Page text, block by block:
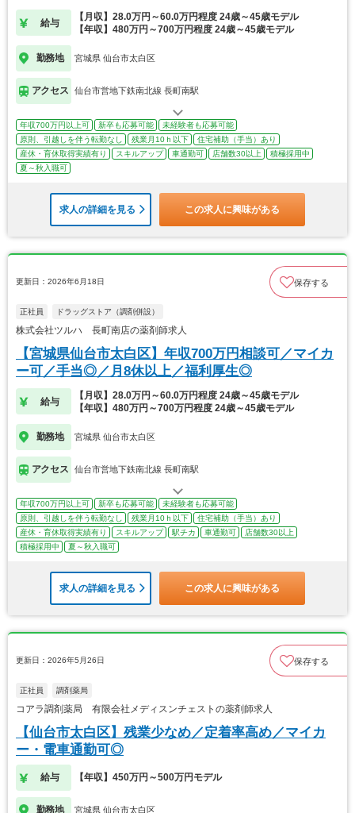
給与
【月収】28.0万円～60.0万円程度 24歳～45歳モデル
【年収】480万円～700万円程度 24歳～45歳モデル
勤務地 宮城県 仙台市太白区
アクセス 仙台市営地下鉄南北線 長町南駅
年収700万円以上可 新卒も応募可能
未経験者も応募可能
原則、引越しを伴う転勤なし
残業月10ｈ以下
住宅補助（手当）あり
産休・育休取得実績有り
スキルアップ 車通勤可 店舗数30以上
積極採用中
夏～秋入職可
求人の詳細を見る この求人に興味がある
更新日：2026年6月18日 保存する
正社員 ドラッグストア（調剤併設）
株式会社ツルハ 長町南店の薬剤師求人
【宮城県仙台市太白区】年収700万円相談可／マイカ
ー可／手当◎／月8休以上／福利厚生◎
給与
【月収】28.0万円～60.0万円程度 24歳～45歳モデル
【年収】480万円～700万円程度 24歳～45歳モデル
勤務地 宮城県 仙台市太白区
アクセス 仙台市営地下鉄南北線 長町南駅
年収700万円以上可 新卒も応募可能
未経験者も応募可能
原則、引越しを伴う転勤なし
残業月10ｈ以下
住宅補助（手当）あり
産休・育休取得実績有り
スキルアップ 駅チカ 車通勤可
店舗数30以上
積極採用中
夏～秋入職可
求人の詳細を見る この求人に興味がある
更新日：2026年5月26日 保存する
正社員 調剤薬局
コアラ調剤薬局 有限会社メディスンチェストの薬剤師求人
【仙台市太白区】残業少なめ／定着率高め／マイカ
ー・電車通勤可◎
給与 【年収】450万円～500万円モデル
勤務地 宮城県 仙台市太白区